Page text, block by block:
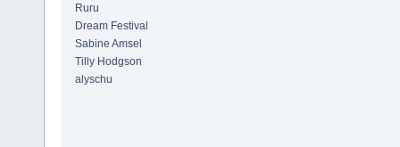
Ruru
Dream Festival
Sabine Amsel
Tilly Hodgson
alyschu